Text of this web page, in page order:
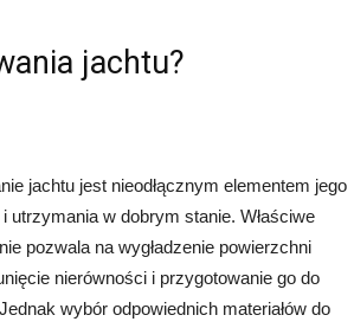
jachtu?
jachtu jest nieodłącznym elementem jego
utrzymania w dobrym stanie. Właściwe
pozwala na wygładzenie powierzchni
nierówności i przygotowanie go do
wybór odpowiednich materiałów do